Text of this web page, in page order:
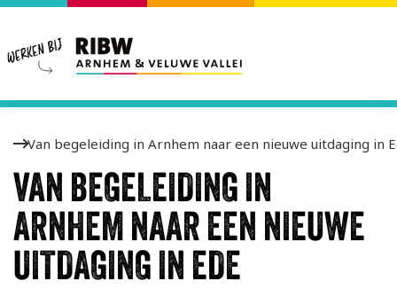
Home Ervaringsverhalen
Van begeleiding in Arnhem naar een nieuwe uitdaging in
VAN BEGELEIDING IN
ARNHEM NAAR EEN NIEUWE
UITDAGING IN EDE